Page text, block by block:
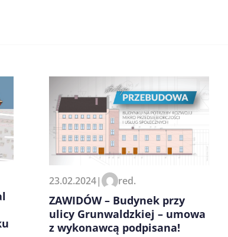
moje dane w tej przeglądarce podczas pisania
komentarzy.23.02.2024| red.
ZAWIDÓW – Budynek przy
ulicy Grunwaldzkiej – umowa
z wykonawcą podpisana!